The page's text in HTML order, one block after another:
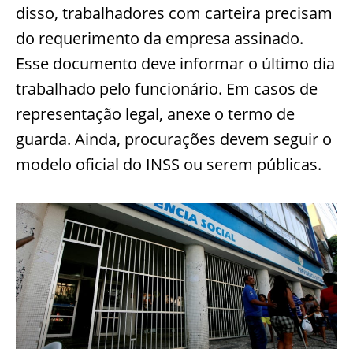
disso, trabalhadores com carteira precisam
do requerimento da empresa assinado.
Esse documento deve informar o último dia
trabalhado pelo funcionário. Em casos de
representação legal, anexe o termo de
guarda. Ainda, procurações devem seguir o
modelo oficial do INSS ou serem públicas.